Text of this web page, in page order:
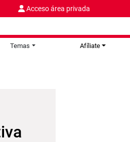
Acceso área privada
Temas Afíliate